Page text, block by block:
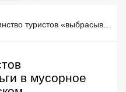
Большинство туристов «выбрасывают деньги в мусорное ведро» перед отпуском
в мусорное